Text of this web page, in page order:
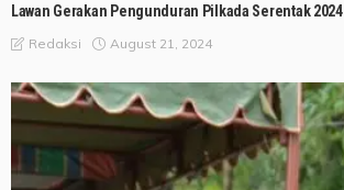
Lawan Gerakan Pengunduran Pilkada Serentak 2024
Redaksi August 21, 2024